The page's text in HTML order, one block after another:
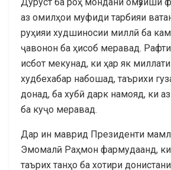
аз омилҳои муфиди тарбияи
руҳияи худшиносии миллӣ ба
ҷавонон ба ҳисоб меравад.
исбот мекунад, ки ҳар як миллати
худбехабар набошад, таърихи
донад, ба хубӣ дарк намояд, ки
ба куҷо меравад.
Дар ин маврид Президенти
Эмомалӣ Раҳмон фармудаанд, ки:
таърих танҳо ба хотири